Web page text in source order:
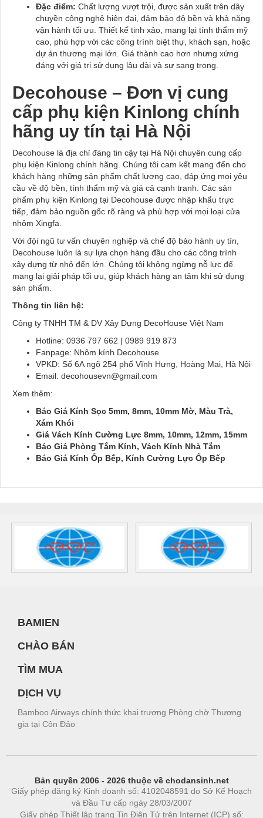
Đặc điểm: Chất lượng vượt trội, được sản xuất trên dây
chuyền công nghệ hiện đại, đảm bảo độ bền và khả năng
vận hành tối ưu. Thiết kế tinh xảo, mang lại tính thẩm mỹ
cao, phù hợp với các công trình biệt thự, khách sạn, hoặc
dự án thương mại lớn. Giá thành cao hơn nhưng xứng
đáng với giá trị sử dụng lâu dài và sự sang trọng.
Decohouse – Đơn vị cung
cấp phụ kiện Kinlong chính
hãng uy tín tại Hà Nội
Decohouse là địa chỉ đáng tin cậy tại Hà Nội chuyên cung cấp
phụ kiện Kinlong chính hãng. Chúng tôi cam kết mang đến cho
khách hàng những sản phẩm chất lượng cao, đáp ứng mọi yêu
cầu về độ bền, tính thẩm mỹ và giá cả cạnh tranh. Các sản
phẩm phụ kiện Kinlong tại Decohouse được nhập khẩu trực
tiếp, đảm bảo nguồn gốc rõ ràng và phù hợp với mọi loại cửa
nhôm Xingfa.
Với đội ngũ tư vấn chuyên nghiệp và chế độ bảo hành uy tín,
Decohouse luôn là sự lựa chọn hàng đầu cho các công trình
xây dựng từ nhỏ đến lớn. Chúng tôi không ngừng nỗ lực để
mang lại giải pháp tối ưu, giúp khách hàng an tâm khi sử dụng
sản phẩm.
Thông tin liên hệ:
Công ty TNHH TM & DV Xây Dựng DecoHouse Việt Nam
Hotline: 0936 797 662 | 0989 919 873
Fanpage: Nhôm kính Decohouse
VPKD: Số 6A ngõ 254 phố Vĩnh Hưng, Hoàng Mai, Hà Nội
Email: decohousevn@gmail.com
Xem thêm:
Báo Giá Kính Sọc 5mm, 8mm, 10mm Mờ, Màu Trà,
Xám Khói
Giá Vách Kính Cường Lực 8mm, 10mm, 12mm, 15mm
Báo Giá Phòng Tắm Kính, Vách Kính Nhà Tắm
Báo Giá Kính Ốp Bếp, Kính Cường Lực Ốp Bếp
BAMIEN
CHÀO BÁN
TÌM MUA
DỊCH VỤ
Bamboo Airways chính thức khai trương Phòng chờ Thương
gia tại Côn Đảo
Bản quyền 2006 - 2026 thuộc về chodansinh.net
Giấy phép đăng ký Kinh doanh số: 4102048591 do Sở Kế Hoạch
và Đầu Tư cấp ngày 28/03/2007
Giấy phép Thiết lập trang Tin Điện Tử trên Internet (ICP) số: